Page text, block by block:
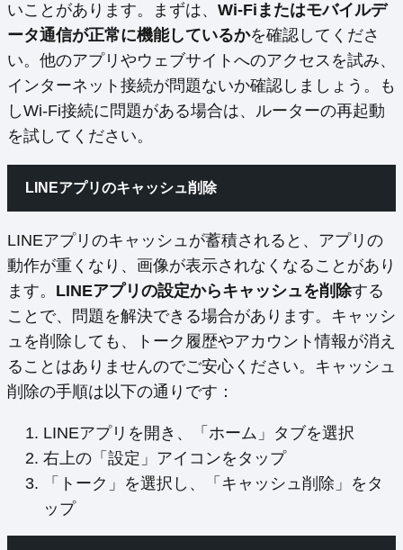
いことがあります。まずは、 Wi-Fiまたはモバイルデ
ータ通信が正常に機能しているかを確認してくださ
い。他のアプリやウェブサイトへのアクセスを試み、
インターネット接続が問題ないか確認しましょう。も
しWi-Fi接続に問題がある場合は、ルーターの再起動
を試してください。
LINEアプリのキャッシュ削除
LINEアプリのキャッシュが蓄積されると、アプリの
動作が重くなり、画像が表示されなくなることがあり
ます。 LINEアプリの設定からキャッシュを削除する
ことで、問題を解決できる場合があります。キャッシ
ュを削除しても、トーク履歴やアカウント情報が消え
ることはありませんのでご安心ください。キャッシュ
削除の手順は以下の通りです：
LINEアプリを開き、「ホーム」タブを選択
右上の「設定」アイコンをタップ
「トーク」を選択し、「キャッシュ削除」をタ
ップ